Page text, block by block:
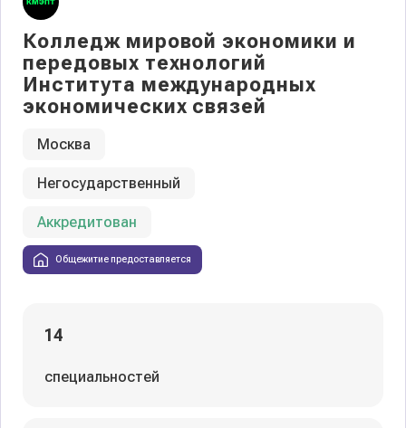
Колледж мировой экономики и
передовых технологий
Института международных
экономических связей
Москва
Негосударственный
Аккредитован
Общежитие предоставляется
14
специальностей